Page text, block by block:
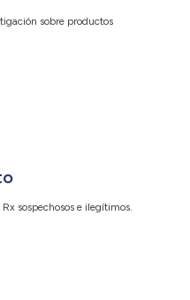
sobre productos
sospechosos e ilegítimos.